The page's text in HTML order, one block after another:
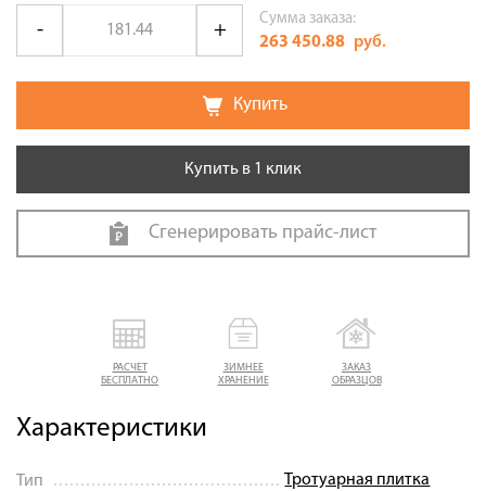
РАСЧЕТ
БЕСПЛАТНО
ЗИМНЕЕ
ХРАНЕНИЕ
ЗАКАЗ
ОБРАЗЦОВ
Характеристики
Тип Тротуарная плитка
Сумма заказа:
263 450.88 руб.
Купить
Купить в 1 клик
Сгенерировать прайс-лист